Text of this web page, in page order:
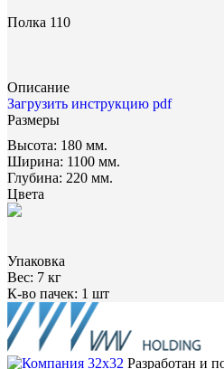
Полка 110
Описание
Загрузить инструкцию pdf
Размеры
Высота: 180 мм.
Ширина: 1100 мм.
Глубина: 220 мм.
Цвета
Упаковка
Вес: 7 кг
К-во пачек: 1 шт
Разработан и